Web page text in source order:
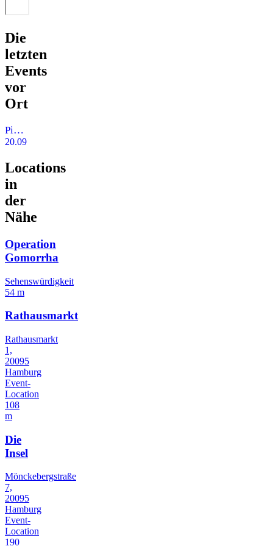
Die
letzten
Events
vor
Ort
Pink Inc. - Enter Pink Parlament Samstag 20.09. LIVE Punktevergabe des Bundesvision Songcontest 2014 ab 20Uhr
20.09.2014
Locations
in
der
Nähe
Operation
Gomorrha
Sehenswürdigkeit
54 m
Rathausmarkt
Rathausmarkt
1,
20095
Hamburg
Event-
Location
108
m
Die
Insel
Mönckebergstraße
7,
20095
Hamburg
Event-
Location
190